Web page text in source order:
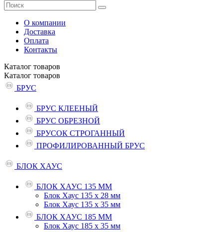
О компании
Доставка
Оплата
Контакты
Каталог товаров
Каталог товаров
БРУС
БРУС КЛЕЕНЫЙ
БРУС ОБРЕЗНОЙ
БРУСОК СТРОГАННЫЙ
ПРОФИЛИРОВАННЫЙ БРУС
БЛОК ХАУС
БЛОК ХАУС 135 ММ
Блок Хаус 135 х 28 мм
Блок Хаус 135 х 35 мм
БЛОК ХАУС 185 ММ
Блок Хаус 185 х 35 мм